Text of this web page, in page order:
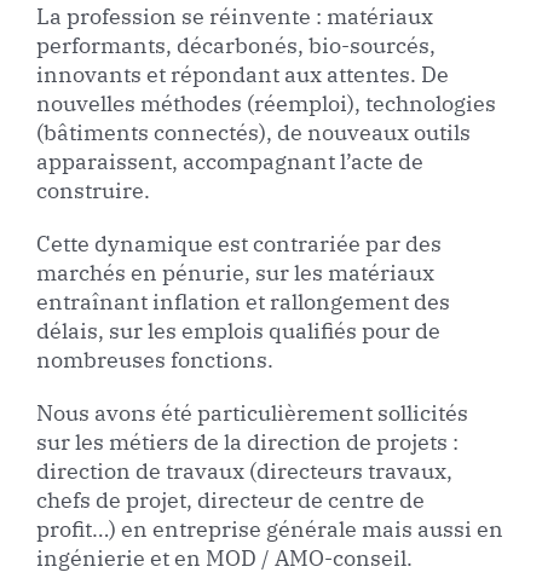
La profession se réinvente : matériaux
performants, décarbonés, bio-sourcés,
innovants et répondant aux attentes. De
nouvelles méthodes (réemploi), technologies
(bâtiments connectés), de nouveaux outils
apparaissent, accompagnant l’acte de
construire.
Cette dynamique est contrariée par des
marchés en pénurie, sur les matériaux
entraînant inflation et rallongement des
délais, sur les emplois qualifiés pour de
nombreuses fonctions.
Nous avons été particulièrement sollicités
sur les métiers de la direction de projets :
direction de travaux (directeurs travaux,
chefs de projet, directeur de centre de
profit…) en entreprise générale mais aussi en
ingénierie et en MOD / AMO-conseil.